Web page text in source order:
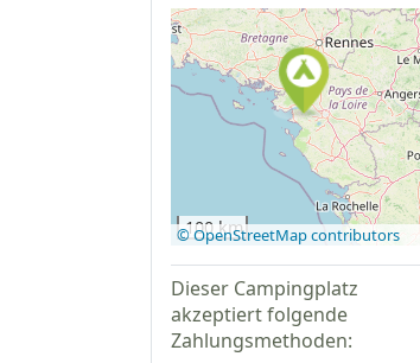
Auf Google
Maps
anzeigen
100 km
© OpenStreetMap contributors
Dieser Campingplatz
akzeptiert folgende
Zahlungsmethoden: